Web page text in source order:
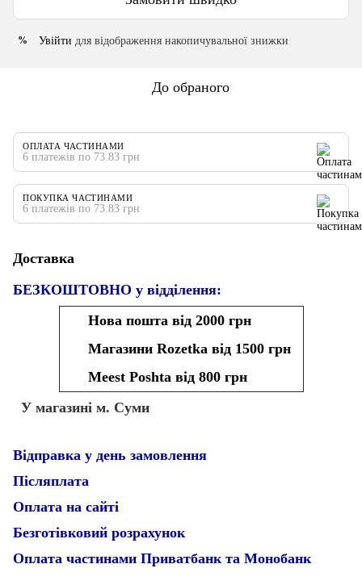
% Увійти для відображення накопичувальної знижки
До обраного
ОПЛАТА ЧАСТИНАМИ
6 платежів по 73.83 грн
ПОКУПКА ЧАСТИНАМИ
6 платежів по 73.83 грн
Доставка
БЕЗКОШТОВНО у відділення:
Нова пошта від 2000 грн
Магазини Rozetka від 1500 грн
Meest Poshta від 800 грн
У магазині м. Суми
Відправка у день замовлення
Післяплата
Оплата на сайті
Безготівковий розрахунок
Оплата частинами Приватбанк та Монобанк